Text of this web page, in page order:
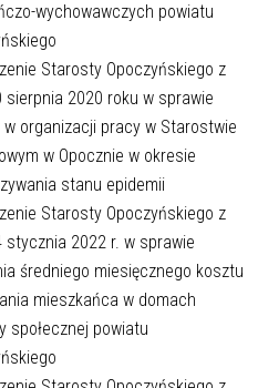
wychowawczych powiatu
Starosty Opoczyńskiego z
sierpnia 2020 roku w sprawie
w organizacji pracy w Starostwie
w Opocznie w okresie
stanu epidemii
Starosty Opoczyńskiego z
stycznia 2022 r. w sprawie
średniego miesięcznego kosztu
mieszkańca w domach
społecznej powiatu